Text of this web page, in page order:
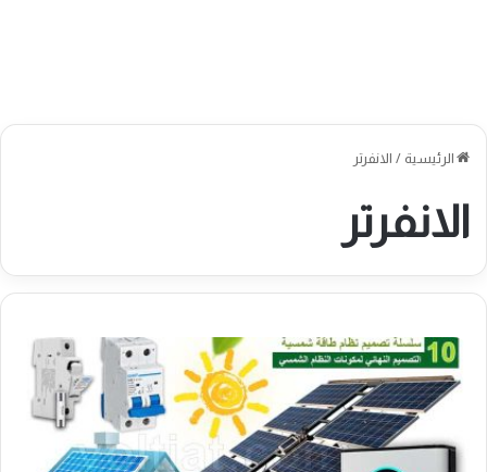
الرئيسية / الانفرتر
الانفرتر